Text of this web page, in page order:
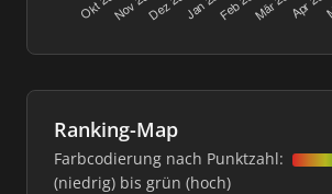
Ranking-Map
Farbcodierung nach Punktzahl:
(niedrig) bis grün (hoch)